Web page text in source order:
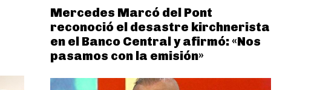
Mercedes Marcó del Pont
reconoció el desastre kirchnerista
en el Banco Central y afirmó: «Nos
pasamos con la emisión»